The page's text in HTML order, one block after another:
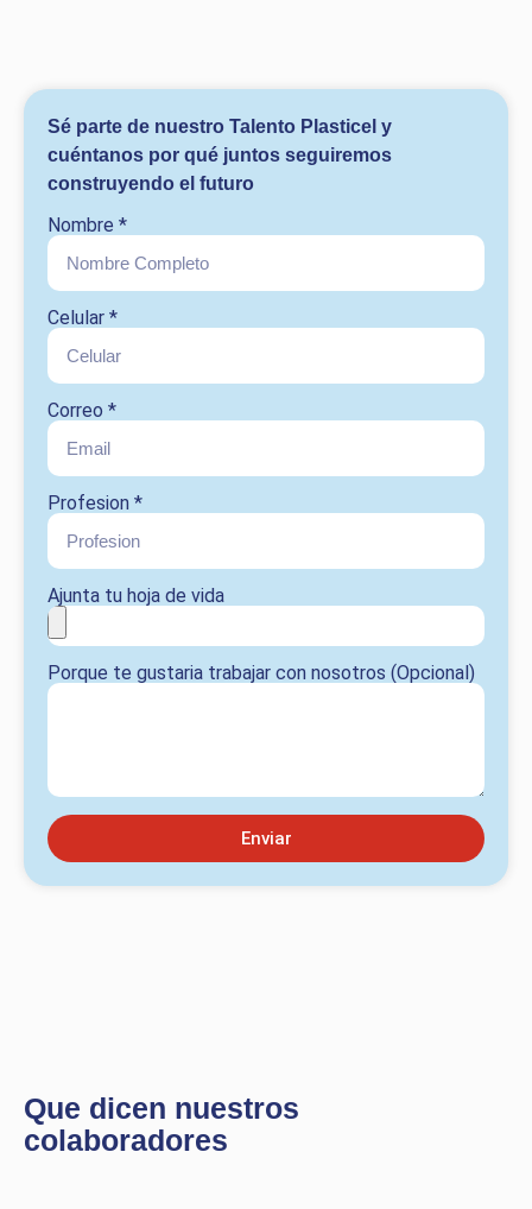
Sé parte de nuestro Talento Plasticel y
cuéntanos por qué juntos seguiremos
construyendo el futuro
Nombre *
Celular *
Correo *
Profesion *
Ajunta tu hoja de vida
Porque te gustaria trabajar con nosotros (Opcional)
Enviar
Que dicen nuestros
colaboradores